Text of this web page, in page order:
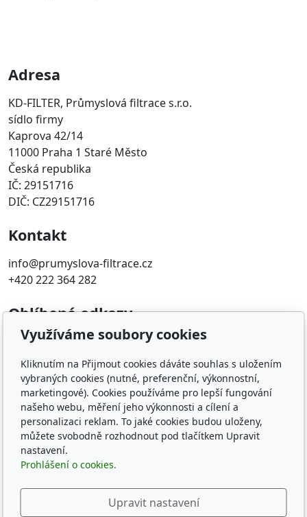
Adresa
KD-FILTER, Průmyslová filtrace s.r.o.
sídlo firmy
Kaprova 42/14
11000 Praha 1 Staré Město
Česká republika
IČ: 29151716
DIČ: CZ29151716
Kontakt
info@prumyslova-filtrace.cz
+420 222 364 282
Oblíbené odkazy
Katalog filtrů MANN
KDFILTER.CZ
FILTR-FILTRY.CZ
FILTER-FILTERS.EU
Vyhledávání filtrů podle rozměru
Sledujte nás
Využíváme soubory cookies
Kliknutím na Přijmout cookies dáváte souhlas s uložením
vybraných cookies (nutné, preferenční, výkonnostní,
marketingové). Cookies používáme pro lepší fungování
našeho webu, měření jeho výkonnosti a cílení a
personalizaci reklam. To jaké cookies budou uloženy,
můžete svobodně rozhodnout pod tlačítkem Upravit
nastavení.
Prohlášení o cookies.
Upravit nastavení